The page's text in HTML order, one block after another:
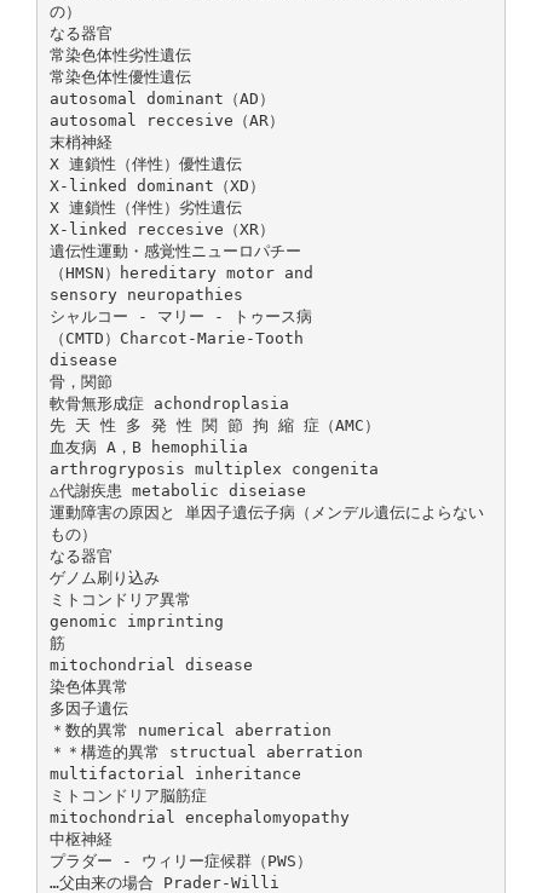
の）
なる器官
常染色体性劣性遺伝
常染色体性優性遺伝
autosomal dominant（AD）
autosomal reccesive（AR）
末梢神経
X 連鎖性（伴性）優性遺伝
X-linked dominant（XD）
X 連鎖性（伴性）劣性遺伝
X-linked reccesive（XR）
遺伝性運動・感覚性ニューロパチー
（HMSN）hereditary motor and
sensory neuropathies
シャルコー - マリー - トゥース病
（CMTD）Charcot-Marie-Tooth
disease
骨，関節
軟骨無形成症 achondroplasia
先 天 性 多 発 性 関 節 拘 縮 症（AMC）
血友病 A，B hemophilia
arthrogryposis multiplex congenita
△代謝疾患 metabolic diseiase
運動障害の原因と 単因子遺伝子病（メンデル遺伝によらない
もの）
なる器官
ゲノム刷り込み
ミトコンドリア異常
genomic imprinting
筋
mitochondrial disease
染色体異常
多因子遺伝
＊数的異常 numerical aberration
＊＊構造的異常 structual aberration
multifactorial inheritance
ミトコンドリア脳筋症
mitochondrial encephalomyopathy
中枢神経
プラダー - ウィリー症候群（PWS）
…父由来の場合 Prader-Willi